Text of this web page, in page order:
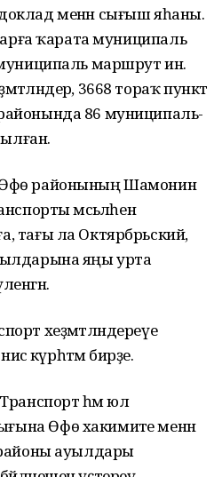
менән сығыш яһаны.
ҡарата муниципаль
маршрут инә.
3668 тораҡ пункт
86 муниципаль-
Өфө районының Шамонин
мәсьәләһенә
тағы ла Октярбрьский,
яңы урта
хеҙмәтләндереүе
күрһәтмә бирҙе.
һәм юл
Өфө хакимиәте менән
районы ауылдары